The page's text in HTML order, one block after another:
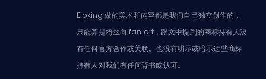
Eloking 做的美术和内容都是我们自己独立创作的，
只能算是粉丝向 fan art，跟文中提到的商标持有人没
有任何官方合作或关联。也没有明示或暗示这些商标
持有人对我们有任何背书或认可。